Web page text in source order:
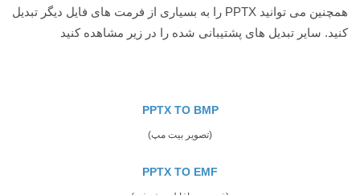
همچنین می توانید PPTX را به بسیاری از فرمت های فایل دیگر تبدیل
کنید. سایر تبدیل های پشتیبانی شده را در زیر مشاهده کنید
PPTX TO BMP
(تصویر بیت مپ)
PPTX TO EMF